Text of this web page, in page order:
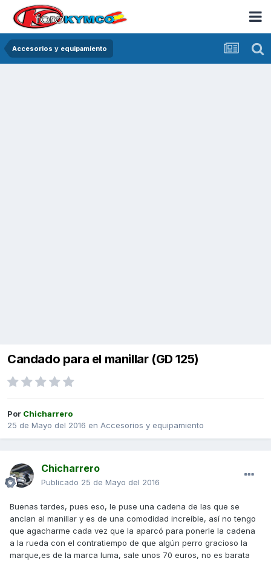
Accesorios y equipamiento
Candado para el manillar (GD 125)
Por Chicharrero
25 de Mayo del 2016 en Accesorios y equipamiento
Chicharrero
Publicado 25 de Mayo del 2016
Buenas tardes, pues eso, le puse una cadena de las que se
anclan al manillar y es de una comodidad increíble, así no tengo
que agacharme cada vez que la aparcó para ponerle la cadena
a la rueda con el contratiempo de que algún perro gracioso la
marque,es de la marca luma, sale unos 70 euros, no es barata